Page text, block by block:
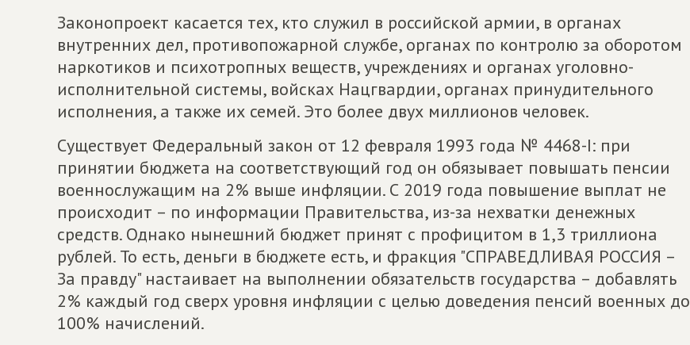
Законопроект касается тех, кто служил в российской армии, в органах
внутренних дел, противопожарной службе, органах по контролю за оборотом
наркотиков и психотропных веществ, учреждениях и органах уголовно-
исполнительной системы, войсках Нацгвардии, органах принудительного
исполнения, а также их семей. Это более двух миллионов человек.
Существует Федеральный закон от 12 февраля 1993 года № 4468-I: при
принятии бюджета на соответствующий год он обязывает повышать пенсии
военнослужащим на 2% выше инфляции. С 2019 года повышение выплат не
происходит – по информации Правительства, из-за нехватки денежных
средств. Однако нынешний бюджет принят с профицитом в 1,3 триллиона
рублей. То есть, деньги в бюджете есть, и фракция "СПРАВЕДЛИВАЯ РОССИЯ –
За правду" настаивает на выполнении обязательств государства – добавлять
2% каждый год сверх уровня инфляции с целью доведения пенсий военных до
100% начислений.